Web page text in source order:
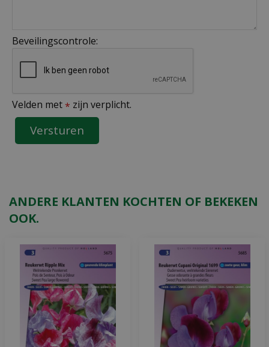
Beveilingscontrole:
Velden met * zijn verplicht.
ANDERE KLANTEN KOCHTEN OF BEKEKEN
OOK.